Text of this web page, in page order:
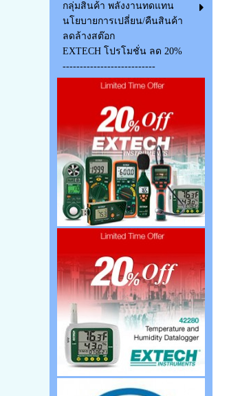
กลุ่มสินค้า พลังงานทดแทน
นโยบายการเปลี่ยน/คืนสินค้า
ลดล้างสต๊อก
EXTECH โปรโมชั่น ลด 20%
---------------------------